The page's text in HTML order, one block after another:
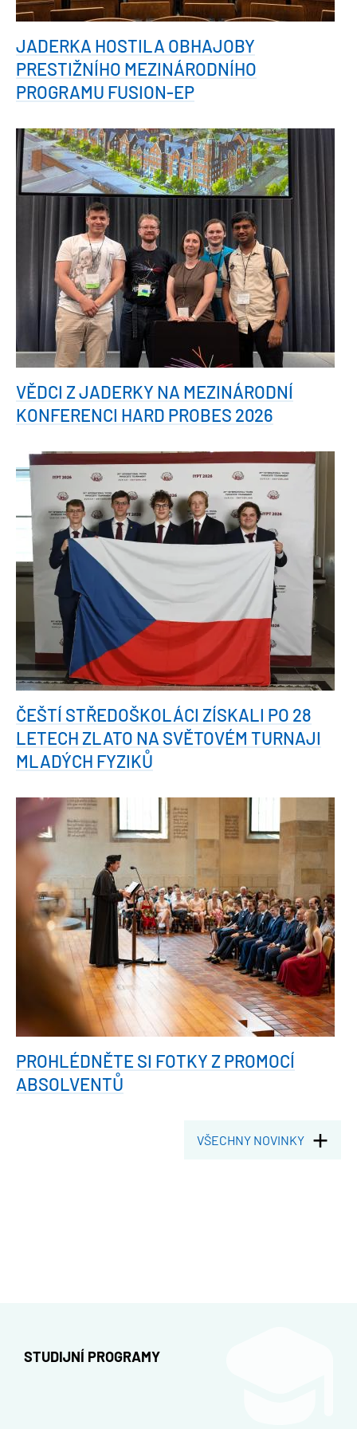
JADERKA HOSTILA OBHAJOBY
PRESTIŽNÍHO MEZINÁRODNÍHO
PROGRAMU FUSION-EP
VĚDCI Z JADERKY NA MEZINÁRODNÍ
KONFERENCI HARD PROBES 2026
ČEŠTÍ STŘEDOŠKOLÁCI ZÍSKALI PO 28
LETECH ZLATO NA SVĚTOVÉM TURNAJI
MLADÝCH FYZIKŮ
PROHLÉDNĚTE SI FOTKY Z PROMOCÍ
ABSOLVENTŮ
VŠECHNY NOVINKY
STUDIJNÍ PROGRAMY